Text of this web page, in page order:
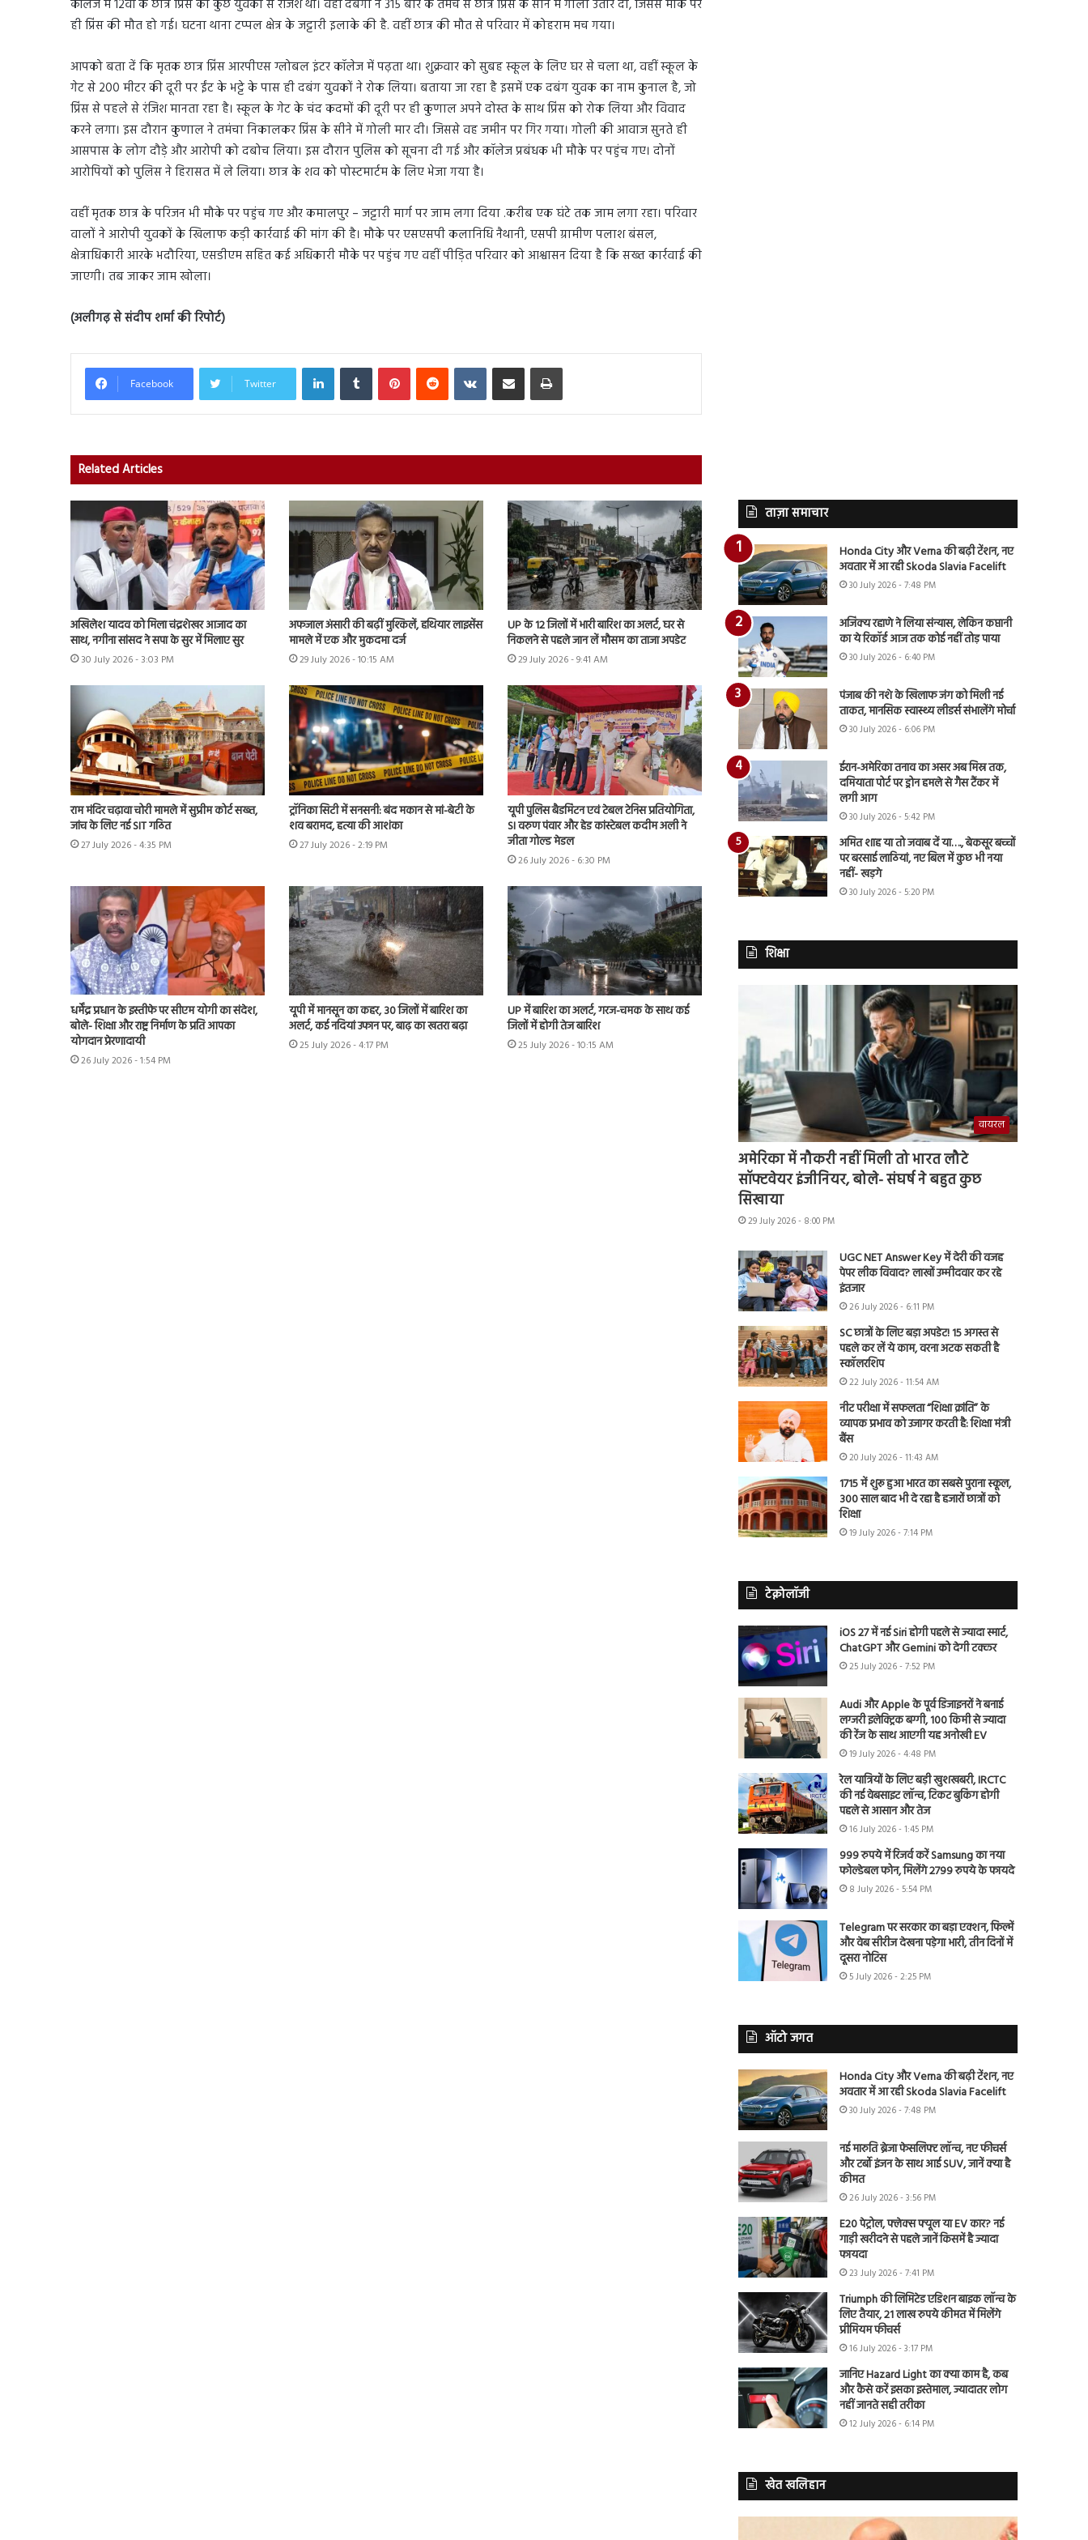
कॉलेज में 12वीं के छात्र प्रिंस की कुछ युवकों से रंजिश थी। वहीं दबंगों ने 315 बोर के तमंचे से छात्र प्रिंस के सीने में गोली उतार दी, जिससे मौके पर
ही प्रिंस की मौत हो गई। घटना थाना टप्पल क्षेत्र के जट्टारी इलाके की है. वहीं छात्र की मौत से परिवार में कोहराम मच गया।
आपको बता दें कि मृतक छात्र प्रिंस आरपीएस ग्लोबल इंटर कॉलेज में पढ़ता था। शुक्रवार को सुबह स्कूल के लिए घर से चला था, वहीं स्कूल के
गेट से 200 मीटर की दूरी पर ईंट के भट्टे के पास ही दबंग युवकों ने रोक लिया। बताया जा रहा है इसमें एक दबंग युवक का नाम कुनाल है, जो
प्रिंस से पहले से रंजिश मानता रहा है। स्कूल के गेट के चंद कदमों की दूरी पर ही कुणाल अपने दोस्त के साथ प्रिंस को रोक लिया और विवाद
करने लगा। इस दौरान कुणाल ने तमंचा निकालकर प्रिंस के सीने में गोली मार दी। जिससे वह जमीन पर गिर गया। गोली की आवाज सुनते ही
आसपास के लोग दौड़े और आरोपी को दबोच लिया। इस दौरान पुलिस को सूचना दी गई और कॉलेज प्रबंधक भी मौके पर पहुंच गए। दोनों
आरोपियों को पुलिस ने हिरासत में ले लिया। छात्र के शव को पोस्टमार्टम के लिए भेजा गया है।
वहीं मृतक छात्र के परिजन भी मौके पर पहुंच गए और कमालपुर – जट्टारी मार्ग पर जाम लगा दिया .करीब एक घंटे तक जाम लगा रहा। परिवार
वालों ने आरोपी युवकों के खिलाफ कड़ी कार्रवाई की मांग की है। मौके पर एसएसपी कलानिधि नैथानी, एसपी ग्रामीण पलाश बंसल,
क्षेत्राधिकारी आरके भदौरिया, एसडीएम सहित कई अधिकारी मौके पर पहुंच गए वहीं पीड़ित परिवार को आश्वासन दिया है कि सख्त कार्रवाई की
जाएगी। तब जाकर जाम खोला।
(अलीगढ़ से संदीप शर्मा की रिपोर्ट)
Facebook Twitter
LinkedInTumblr PinterestReddit VKontakteShare via Email Print
Related Articles
अखिलेश यादव को मिला चंद्रशेखर आजाद का
साथ, नगीना सांसद ने सपा के सुर में मिलाए सुर
30 July 2026 - 3:03 PM
अफजाल अंसारी की बढ़ीं मुश्किलें, हथियार लाइसेंस
मामले में एक और मुकदमा दर्ज
29 July 2026 - 10:15 AM
UP के 12 जिलों में भारी बारिश का अलर्ट, घर से
निकलने से पहले जान लें मौसम का ताजा अपडेट
29 July 2026 - 9:41 AM
राम मंदिर चढ़ावा चोरी मामले में सुप्रीम कोर्ट सख्त,
जांच के लिए नई SIT गठित
27 July 2026 - 4:35 PM
ट्रॉनिका सिटी में सनसनी: बंद मकान से मां-बेटी के
शव बरामद, हत्या की आशंका
27 July 2026 - 2:19 PM
यूपी पुलिस बैडमिंटन एवं टेबल टेनिस प्रतियोगिता,
SI वरुण पंवार और हेड कांस्टेबल कदीम अली ने
जीता गोल्ड मेडल
26 July 2026 - 6:30 PM
धर्मेंद्र प्रधान के इस्तीफे पर सीएम योगी का संदेश,
बोले- शिक्षा और राष्ट्र निर्माण के प्रति आपका
योगदान प्रेरणादायी
26 July 2026 - 1:54 PM
यूपी में मानसून का कहर, 30 जिलों में बारिश का
अलर्ट, कई नदियां उफान पर, बाढ़ का खतरा बढ़ा
25 July 2026 - 4:17 PM
UP में बारिश का अलर्ट, गरज-चमक के साथ कई
जिलों में होगी तेज बारिश
25 July 2026 - 10:15 AM
ताज़ा समाचार
Honda City और Verna की बढ़ी टेंशन, नए
अवतार में आ रही Skoda Slavia Facelift
30 July 2026 - 7:48 PM
अजिंक्य रहाणे ने लिया संन्यास, लेकिन कप्तानी
का ये रिकॉर्ड आज तक कोई नहीं तोड़ पाया
30 July 2026 - 6:40 PM
पंजाब की नशे के खिलाफ जंग को मिली नई
ताकत, मानसिक स्वास्थ्य लीडर्स संभालेंगे मोर्चा
30 July 2026 - 6:06 PM
ईरान-अमेरिका तनाव का असर अब मिस्र तक,
दमियाता पोर्ट पर ड्रोन हमले से गैस टैंकर में
लगी आग
30 July 2026 - 5:42 PM
अमित शाह या तो जवाब दें या…., बेकसूर बच्चों
पर बरसाई लाठियां, नए बिल में कुछ भी नया
नहीं- खड़गे
30 July 2026 - 5:20 PM
शिक्षा
वायरल
अमेरिका में नौकरी नहीं मिली तो भारत लौटे
सॉफ्टवेयर इंजीनियर, बोले- संघर्ष ने बहुत कुछ
सिखाया
29 July 2026 - 8:00 PM
UGC NET Answer Key में देरी की वजह
पेपर लीक विवाद? लाखों उम्मीदवार कर रहे
इंतजार
26 July 2026 - 6:11 PM
SC छात्रों के लिए बड़ा अपडेट! 15 अगस्त से
पहले कर लें ये काम, वरना अटक सकती है
स्कॉलरशिप
22 July 2026 - 11:54 AM
नीट परीक्षा में सफलता “शिक्षा क्रांति” के
व्यापक प्रभाव को उजागर करती है: शिक्षा मंत्री
बैंस
20 July 2026 - 11:43 AM
1715 में शुरू हुआ भारत का सबसे पुराना स्कूल,
300 साल बाद भी दे रहा है हजारों छात्रों को
शिक्षा
19 July 2026 - 7:14 PM
टेक्नोलॉजी
iOS 27 में नई Siri होगी पहले से ज्यादा स्मार्ट,
ChatGPT और Gemini को देगी टक्कर
25 July 2026 - 7:52 PM
Audi और Apple के पूर्व डिजाइनरों ने बनाई
लग्जरी इलेक्ट्रिक बग्गी, 100 किमी से ज्यादा
की रेंज के साथ आएगी यह अनोखी EV
19 July 2026 - 4:48 PM
रेल यात्रियों के लिए बड़ी खुशखबरी, IRCTC
की नई वेबसाइट लॉन्च, टिकट बुकिंग होगी
पहले से आसान और तेज
16 July 2026 - 1:45 PM
999 रुपये में रिजर्व करें Samsung का नया
फोल्डेबल फोन, मिलेंगे 2799 रुपये के फायदे
8 July 2026 - 5:54 PM
Telegram पर सरकार का बड़ा एक्शन, फिल्में
और वेब सीरीज देखना पड़ेगा भारी, तीन दिनों में
दूसरा नोटिस
5 July 2026 - 2:25 PM
ऑटो जगत
Honda City और Verna की बढ़ी टेंशन, नए
अवतार में आ रही Skoda Slavia Facelift
30 July 2026 - 7:48 PM
नई मारुति ब्रेजा फेसलिफ्ट लॉन्च, नए फीचर्स
और टर्बो इंजन के साथ आई SUV, जानें क्या है
कीमत
26 July 2026 - 3:56 PM
E20 पेट्रोल, फ्लेक्स फ्यूल या EV कार? नई
गाड़ी खरीदने से पहले जानें किसमें है ज्यादा
फायदा
23 July 2026 - 7:41 PM
Triumph की लिमिटेड एडिशन बाइक लॉन्च के
लिए तैयार, 21 लाख रुपये कीमत में मिलेंगे
प्रीमियम फीचर्स
16 July 2026 - 3:17 PM
जानिए Hazard Light का क्या काम है, कब
और कैसे करें इसका इस्तेमाल, ज्यादातर लोग
नहीं जानते सही तरीका
12 July 2026 - 6:14 PM
खेत खलिहान